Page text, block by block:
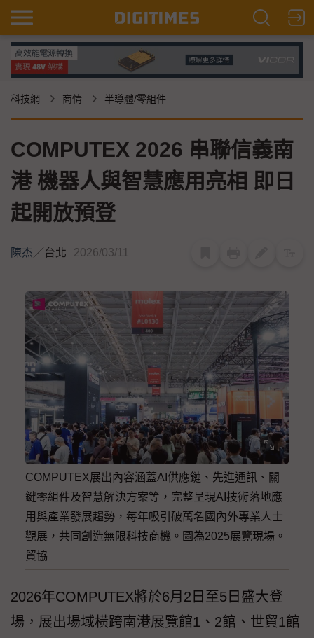
科技網 商情 半導體/零組件
COMPUTEX 2026 串聯信義南
港 機器人與智慧應用亮相 即日
起開放預登
陳杰／台北 2026/03/11
COMPUTEX展出內容涵蓋AI供應鏈、先進通訊、關
鍵零組件及智慧解決方案等，完整呈現AI技術落地應
用與產業發展趨勢，每年吸引破萬名國內外專業人士
觀展，共同創造無限科技商機。圖為2025展覽現場。
貿協
2026年COMPUTEX將於6月2日至5日盛大登
場，展出場域橫跨南港展覽館1、2館、世貿1館